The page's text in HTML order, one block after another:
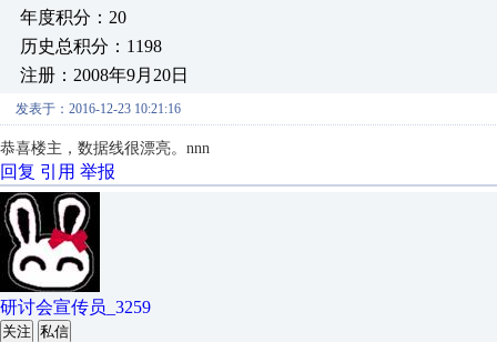
年度积分：20
历史总积分：1198
注册：2008年9月20日
发表于：2016-12-23 10:21:16
恭喜楼主，数据线很漂亮。nnn
回复 引用 举报
研讨会宣传员_3259
关注 私信